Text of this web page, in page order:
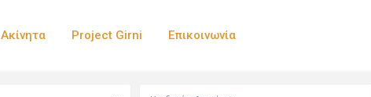
Ακίνητα Project Girni Επικοινωνία